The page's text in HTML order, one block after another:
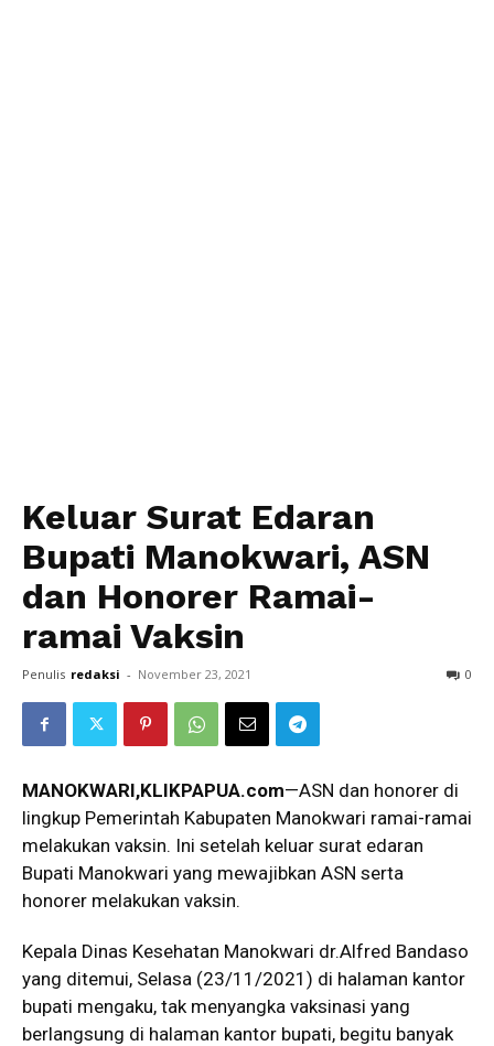
Keluar Surat Edaran
Bupati Manokwari, ASN
dan Honorer Ramai-
ramai Vaksin
Penulis redaksi - November 23, 2021 0
MANOKWARI,KLIKPAPUA.com—ASN dan honorer di
lingkup Pemerintah Kabupaten Manokwari ramai-ramai
melakukan vaksin. Ini setelah keluar surat edaran
Bupati Manokwari yang mewajibkan ASN serta
honorer melakukan vaksin.
Kepala Dinas Kesehatan Manokwari dr.Alfred Bandaso
yang ditemui, Selasa (23/11/2021) di halaman kantor
bupati mengaku, tak menyangka vaksinasi yang
berlangsung di halaman kantor bupati, begitu banyak